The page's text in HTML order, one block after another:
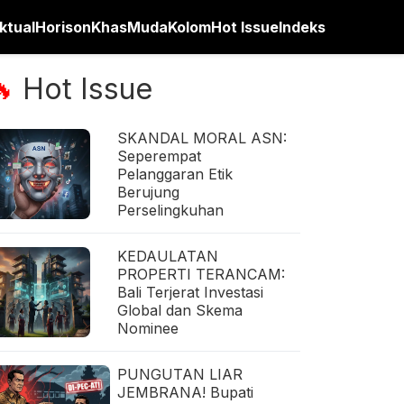
HorisonKhasMudaKolomHot IssueIndeks
Hot Issue
SKANDAL MORAL ASN:
Seperempat
Pelanggaran Etik
Berujung
Perselingkuhan
KEDAULATAN
PROPERTI TERANCAM:
Bali Terjerat Investasi
Global dan Skema
Nominee
PUNGUTAN LIAR
JEMBRANA! Bupati